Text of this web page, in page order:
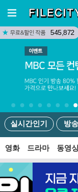
실시간인기 방
545,872
영화 드라마 동영